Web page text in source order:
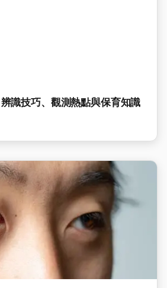
識技巧、觀測熱點與保育知識